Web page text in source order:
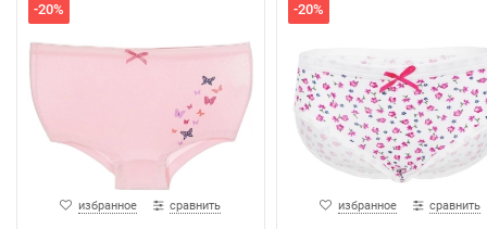
-20%
избранное сравнить
-20%
избранное сравнить